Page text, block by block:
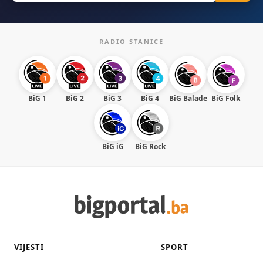
RADIO STANICE
BiG 1 BiG 2 BiG 3 BiG 4 BiG Balade BiG Folk
BiG iG BiG Rock
VIJESTI SPORT